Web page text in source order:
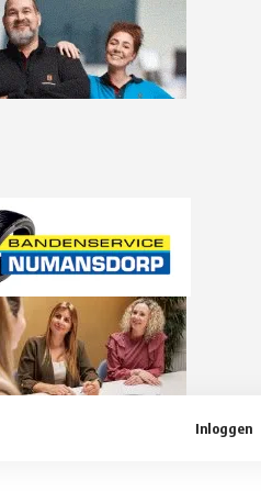
Inloggen